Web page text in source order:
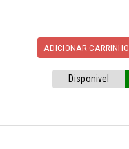
ADICIONAR CARRINHO
Disponivel